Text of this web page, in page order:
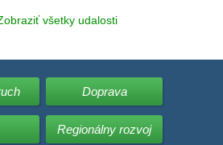
všetky udalosti
Doprava
Regionálny rozvoj